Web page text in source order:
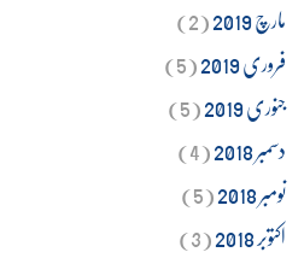
مارچ 2019
(2)
فروری 2019
(5)
جنوری 2019
(5)
دسمبر 2018
(4)
نومبر 2018
(5)
اکتوبر 2018
(3)